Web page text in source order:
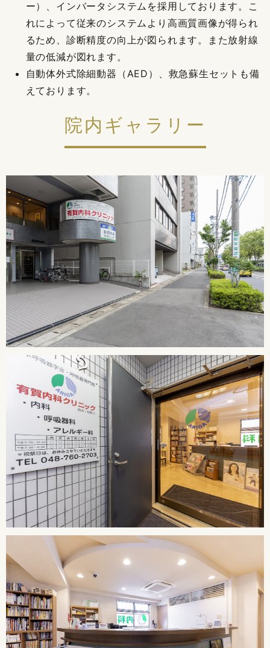
ー）、インバータシステムを採用しております。こ
れによって従来のシステムより高画質画像が得られ
るため、診断精度の向上が図られます。また放射線
量の低減が図れます。
自動体外式除細動器（AED）、救急蘇生セットも備
えております。
院内ギャラリー